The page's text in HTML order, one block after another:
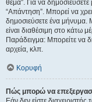
θέμα”. Για να
“Απάντηση”. Μπορεί να
δημοσιεύσετε ένα μήνυμα.
είναι διαθέσιμη στο κάτω
Παράδειγμα: Μπορείτε να
αρχεία, κλπ.
Κορυφή
Πώς μπορώ να